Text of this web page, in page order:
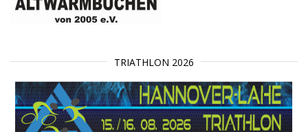
TRIATHLON 2026